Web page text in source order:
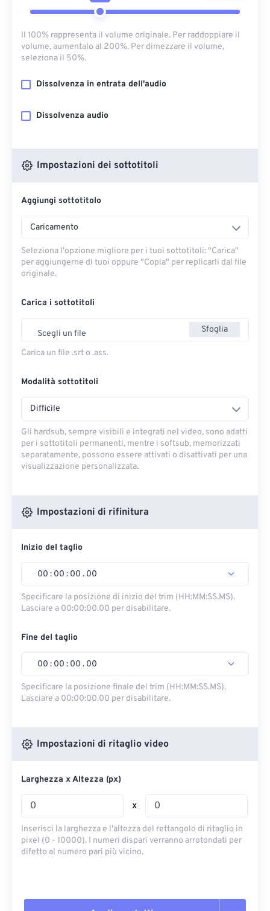
Il 100% rappresenta il volume originale. Per raddoppiare il
volume, aumentalo al 200%. Per dimezzare il volume,
seleziona il 50%.
Dissolvenza in entrata dell'audio
Dissolvenza audio
Impostazioni dei sottotitoli
Aggiungi sottotitolo
Caricamento
Seleziona l'opzione migliore per i tuoi sottotitoli: "Carica" ​​
per aggiungerne di tuoi oppure "Copia" per replicarli dal file
originale.
Carica i sottotitoli
Scegli un file Sfoglia
Carica un file .srt o .ass.
Modalità sottotitoli
Difficile
Gli hardsub, sempre visibili e integrati nel video, sono adatti
per i sottotitoli permanenti, mentre i softsub, memorizzati
separatamente, possono essere attivati ​​o disattivati ​​per una
visualizzazione personalizzata.
Impostazioni di rifinitura
Inizio del taglio
00 : 00 : 00 . 00
Specificare la posizione di inizio del trim (HH:MM:SS.MS).
Lasciare a 00:00:00.00 per disabilitare.
Fine del taglio
00 : 00 : 00 . 00
Specificare la posizione finale del trim (HH:MM:SS.MS).
Lasciare a 00:00:00.00 per disabilitare.
Impostazioni di ritaglio video
Larghezza x Altezza (px)
x
Inserisci la larghezza e l'altezza del rettangolo di ritaglio in
pixel (0 - 10000). I numeri dispari verranno arrotondati per
difetto al numero pari più vicino.